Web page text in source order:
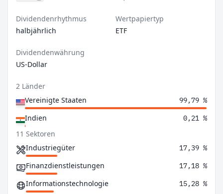
Dividendenrhythmus
halbjährlich
Wertpapiertyp
ETF
Dividendenwährung
US-Dollar
2 Länder
Vereinigte Staaten
99,79 %
Indien 0,21 %
11 Sektoren
Industriegüter
17,39 %
Finanzdienstleistungen 17,18 %
Informationstechnologie 15,28 %